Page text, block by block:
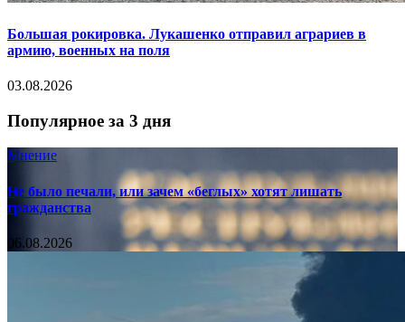
Большая рокировка. Лукашенко отправил аграриев в
армию, военных на поля
03.08.2026
Популярное за 3 дня
Мнение
Не было печали, или зачем «беглых» хотят лишать
гражданства
06.08.2026